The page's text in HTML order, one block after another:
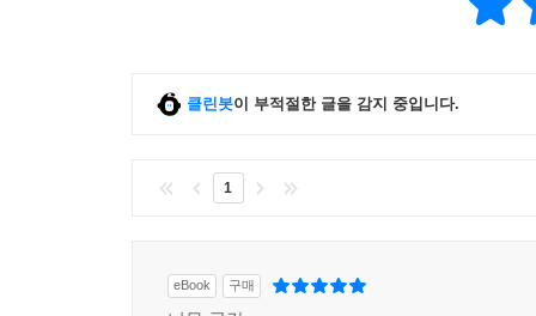
클린봇이 부적절한 글을 감지 중입니다.
1
eBook 구매